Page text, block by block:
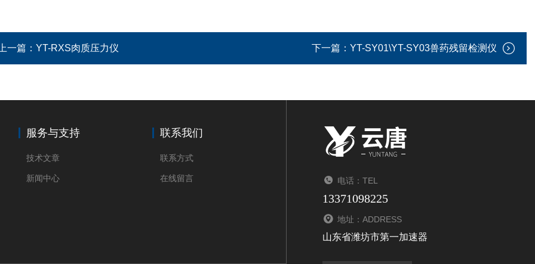
一篇： YT-RXS肉质压力仪 下一篇： YT-SY01\YT-SY03兽药残留检测仪
服务与支持
技术文章
新闻中心
联系我们
联系方式
在线留言 电话：TEL
13371098225
地址：ADDRESS
山东省潍坊市第一加速器